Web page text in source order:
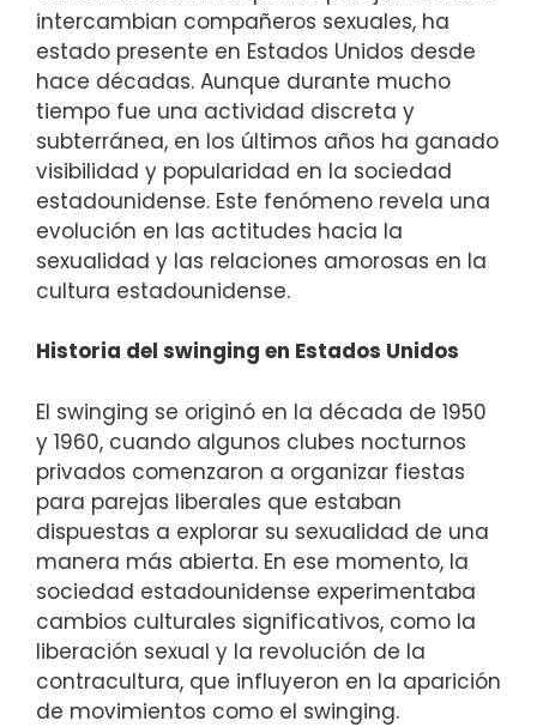
intercambian compañeros sexuales, ha
estado presente en Estados Unidos desde
hace décadas. Aunque durante mucho
tiempo fue una actividad discreta y
subterránea, en los últimos años ha ganado
visibilidad y popularidad en la sociedad
estadounidense. Este fenómeno revela una
evolución en las actitudes hacia la
sexualidad y las relaciones amorosas en la
cultura estadounidense.
Historia del swinging en Estados Unidos
El swinging se originó en la década de 1950
y 1960, cuando algunos clubes nocturnos
privados comenzaron a organizar fiestas
para parejas liberales que estaban
dispuestas a explorar su sexualidad de una
manera más abierta. En ese momento, la
sociedad estadounidense experimentaba
cambios culturales significativos, como la
liberación sexual y la revolución de la
contracultura, que influyeron en la aparición
de movimientos como el swinging.